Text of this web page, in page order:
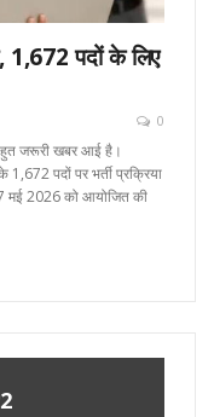
1,672 पदों के लिए
0
जरूरी खबर आई है।
पदों पर भर्ती प्रक्रिया
मई 2026 को आयोजित की